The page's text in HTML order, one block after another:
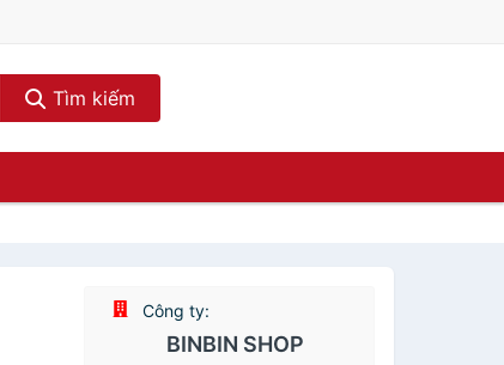
Tìm kiếm
Công ty:
BINBIN SHOP